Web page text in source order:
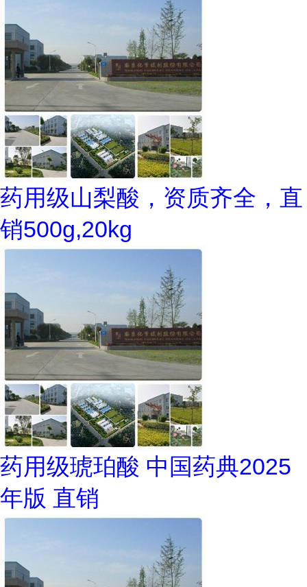
药用级山梨酸，资质齐全，直
销500g,20kg
药用级琥珀酸 中国药典2025
年版 直销